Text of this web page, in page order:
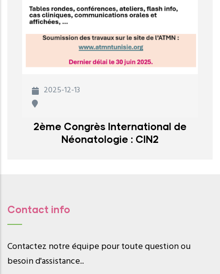
2025-12-13
2ème Congrès International de
Néonatologie : CIN2
Contact info
Contactez notre équipe pour toute question ou
besoin d'assistance..